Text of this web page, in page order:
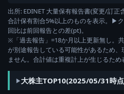
出所: EDINET 大量保有報告書(変更/訂
合計保有割合5%以上のものを表示。▶
回比は前回報告との差(pt)。
※「過去報告」=18か月以上更新無し。
が別途報告している可能性があるため
ません。合計値は重複計上が生じるため
大株主TOP10(2025/05/31時